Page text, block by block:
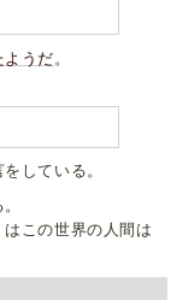
ようだ 。
している。
この世界の人間は